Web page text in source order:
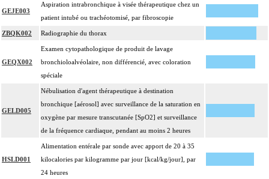
GEJE003
Aspiration intrabronchique à visée thérapeutique chez un
patient intubé ou trachéotomisé, par fibroscopie
ZBQK002 Radiographie du thorax
GEQX002
Examen cytopathologique de produit de lavage
bronchioloalvéolaire, non différencié, avec coloration
spéciale
GELD005
Nébulisation d'agent thérapeutique à destination
bronchique [aérosol] avec surveillance de la saturation en
oxygène par mesure transcutanée [SpO2] et surveillance
de la fréquence cardiaque, pendant au moins 2 heures
HSLD001
Alimentation entérale par sonde avec apport de 20 à 35
kilocalories par kilogramme par jour [kcal/kg/jour], par
24 heures